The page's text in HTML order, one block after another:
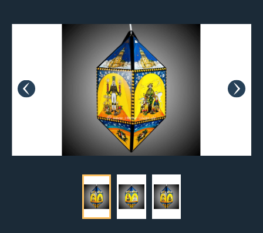
Bildergalerie überspringen